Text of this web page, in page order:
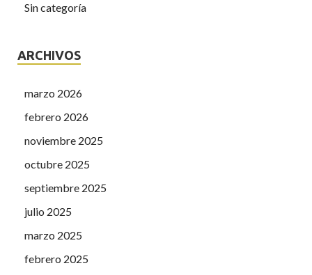
Sin categoría
ARCHIVOS
marzo 2026
febrero 2026
noviembre 2025
octubre 2025
septiembre 2025
julio 2025
marzo 2025
febrero 2025